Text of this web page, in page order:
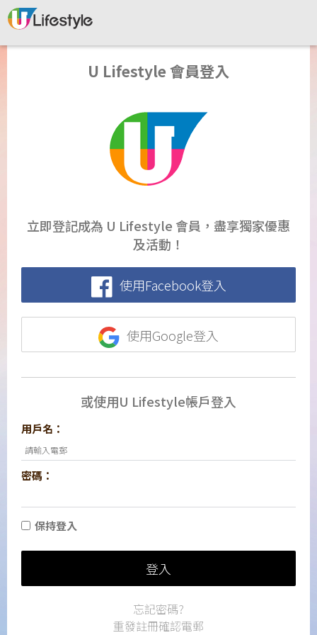
U Lifestyle 會員登入
立即登記成為 U Lifestyle 會員，盡享獨家優惠
及活動！
使用Facebook登入
使用Google登入
或使用U Lifestyle帳戶登入
用戶名：
密碼：
保持登入
登入
忘記密碼?
重發註冊確認電郵